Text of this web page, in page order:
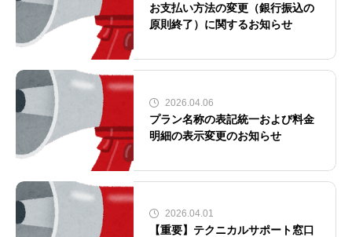
お支払い方法の変更（銀行振込の
原則終了）に関するお知らせ
2026.04.06
プラン名称の表記統一および料金
明細の表示変更のお知らせ
2026.04.01
【重要】テクニカルサポート窓口